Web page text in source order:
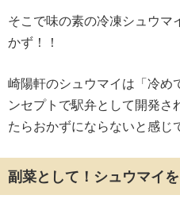
そこで味の素の冷凍シュウマ
かず！！
崎陽軒のシュウマイは「冷め
ンセプトで駅弁として開発さ
たらおかずにならないと感じ
副菜として！シュウマイ